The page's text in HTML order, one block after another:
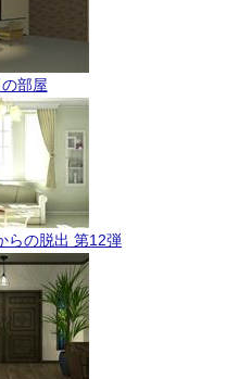
部屋
らの脱出 第12弾